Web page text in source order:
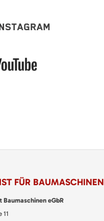
FÜR BAUMASCHINEN
Baumaschinen eGbR
11